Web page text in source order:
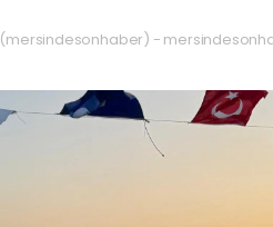
(mersindesonhaber) -